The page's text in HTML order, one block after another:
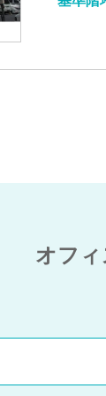
オフ